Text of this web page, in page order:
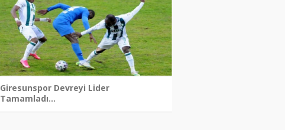
Giresunspor Devreyi Lider
Tamamladı...